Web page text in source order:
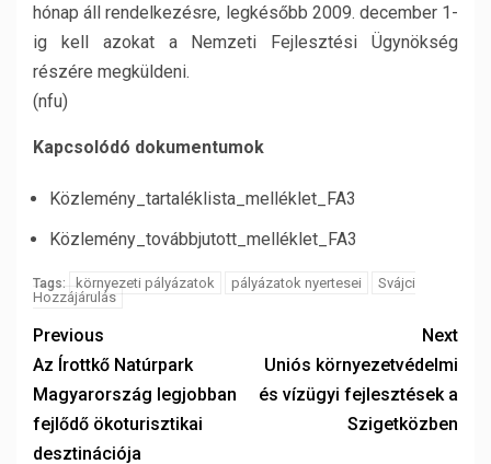
hónap áll rendelkezésre, legkésőbb 2009. december 1-
ig kell azokat a Nemzeti Fejlesztési Ügynökség
részére megküldeni.
(nfu)
Kapcsolódó dokumentumok
Közlemény_tartaléklista_melléklet_FA3
Közlemény_továbbjutott_melléklet_FA3
Tags: környezeti pályázatok pályázatok nyertesei
Svájci
Hozzájárulás
Previous
Az Írottkő Natúrpark
Magyarország legjobban
fejlődő ökoturisztikai
desztinációja
Next
Uniós környezetvédelmi
és vízügyi fejlesztések a
Szigetközben